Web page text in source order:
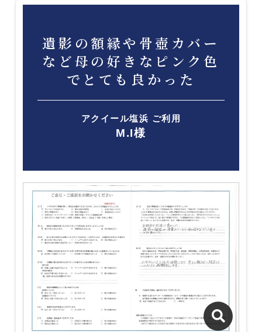
遺影の額縁や骨壺カバー
など母の好きなピンク色
でとても良かった
アクイール塩浜 ご利用
M.I様